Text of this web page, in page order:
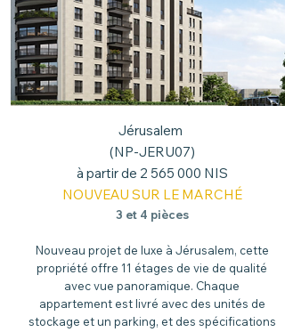
Jérusalem
(NP-JERU07)
à partir de 2 565 000 NIS
NOUVEAU SUR LE MARCHÉ
3 et 4 pièces
Nouveau projet de luxe à Jérusalem, cette
propriété offre 11 étages de vie de qualité
avec vue panoramique. Chaque
appartement est livré avec des unités de
stockage et un parking, et des spécifications